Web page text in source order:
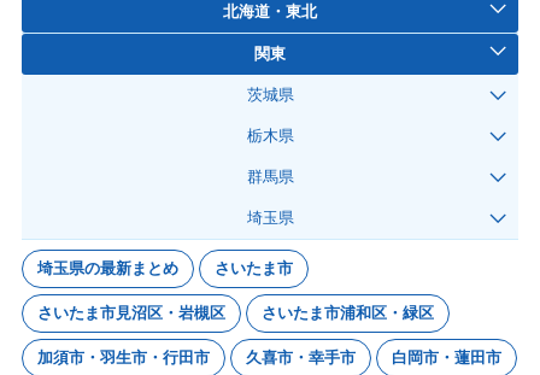
北海道・東北
関東
茨城県
栃木県
群馬県
埼玉県
埼玉県の最新まとめ さいたま市
さいたま市見沼区・岩槻区 さいたま市浦和区・緑区
加須市・羽生市・行田市 久喜市・幸手市 白岡市・蓮田市